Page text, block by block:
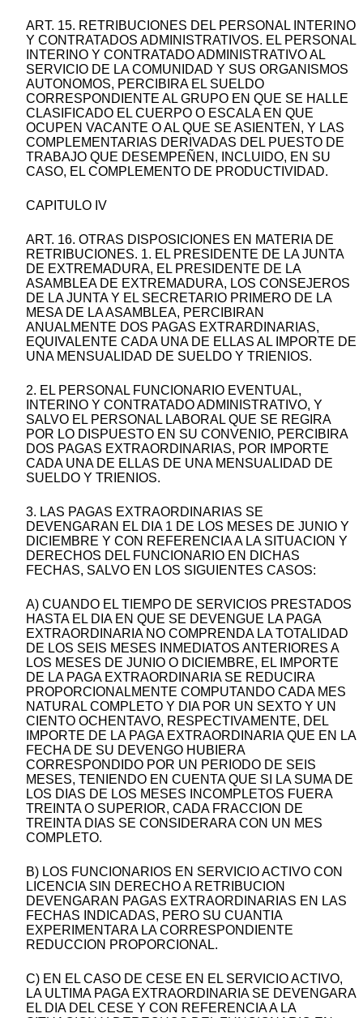
ART. 15. RETRIBUCIONES DEL PERSONAL INTERINO
Y CONTRATADOS ADMINISTRATIVOS. EL PERSONAL
INTERINO Y CONTRATADO ADMINISTRATIVO AL
SERVICIO DE LA COMUNIDAD Y SUS ORGANISMOS
AUTONOMOS, PERCIBIRA EL SUELDO
CORRESPONDIENTE AL GRUPO EN QUE SE HALLE
CLASIFICADO EL CUERPO O ESCALA EN QUE
OCUPEN VACANTE O AL QUE SE ASIENTEN, Y LAS
COMPLEMENTARIAS DERIVADAS DEL PUESTO DE
TRABAJO QUE DESEMPEÑEN, INCLUIDO, EN SU
CASO, EL COMPLEMENTO DE PRODUCTIVIDAD.
CAPITULO IV
ART. 16. OTRAS DISPOSICIONES EN MATERIA DE
RETRIBUCIONES. 1. EL PRESIDENTE DE LA JUNTA
DE EXTREMADURA, EL PRESIDENTE DE LA
ASAMBLEA DE EXTREMADURA, LOS CONSEJEROS
DE LA JUNTA Y EL SECRETARIO PRIMERO DE LA
MESA DE LA ASAMBLEA, PERCIBIRAN
ANUALMENTE DOS PAGAS EXTRARDINARIAS,
EQUIVALENTE CADA UNA DE ELLAS AL IMPORTE DE
UNA MENSUALIDAD DE SUELDO Y TRIENIOS.
2. EL PERSONAL FUNCIONARIO EVENTUAL,
INTERINO Y CONTRATADO ADMINISTRATIVO, Y
SALVO EL PERSONAL LABORAL QUE SE REGIRA
POR LO DISPUESTO EN SU CONVENIO, PERCIBIRA
DOS PAGAS EXTRAORDINARIAS, POR IMPORTE
CADA UNA DE ELLAS DE UNA MENSUALIDAD DE
SUELDO Y TRIENIOS.
3. LAS PAGAS EXTRAORDINARIAS SE
DEVENGARAN EL DIA 1 DE LOS MESES DE JUNIO Y
DICIEMBRE Y CON REFERENCIA A LA SITUACION Y
DERECHOS DEL FUNCIONARIO EN DICHAS
FECHAS, SALVO EN LOS SIGUIENTES CASOS:
A) CUANDO EL TIEMPO DE SERVICIOS PRESTADOS
HASTA EL DIA EN QUE SE DEVENGUE LA PAGA
EXTRAORDINARIA NO COMPRENDA LA TOTALIDAD
DE LOS SEIS MESES INMEDIATOS ANTERIORES A
LOS MESES DE JUNIO O DICIEMBRE, EL IMPORTE
DE LA PAGA EXTRAORDINARIA SE REDUCIRA
PROPORCIONALMENTE COMPUTANDO CADA MES
NATURAL COMPLETO Y DIA POR UN SEXTO Y UN
CIENTO OCHENTAVO, RESPECTIVAMENTE, DEL
IMPORTE DE LA PAGA EXTRAORDINARIA QUE EN LA
FECHA DE SU DEVENGO HUBIERA
CORRESPONDIDO POR UN PERIODO DE SEIS
MESES, TENIENDO EN CUENTA QUE SI LA SUMA DE
LOS DIAS DE LOS MESES INCOMPLETOS FUERA
TREINTA O SUPERIOR, CADA FRACCION DE
TREINTA DIAS SE CONSIDERARA CON UN MES
COMPLETO.
B) LOS FUNCIONARIOS EN SERVICIO ACTIVO CON
LICENCIA SIN DERECHO A RETRIBUCION
DEVENGARAN PAGAS EXTRAORDINARIAS EN LAS
FECHAS INDICADAS, PERO SU CUANTIA
EXPERIMENTARA LA CORRESPONDIENTE
REDUCCION PROPORCIONAL.
C) EN EL CASO DE CESE EN EL SERVICIO ACTIVO,
LA ULTIMA PAGA EXTRAORDINARIA SE DEVENGARA
EL DIA DEL CESE Y CON REFERENCIA A LA